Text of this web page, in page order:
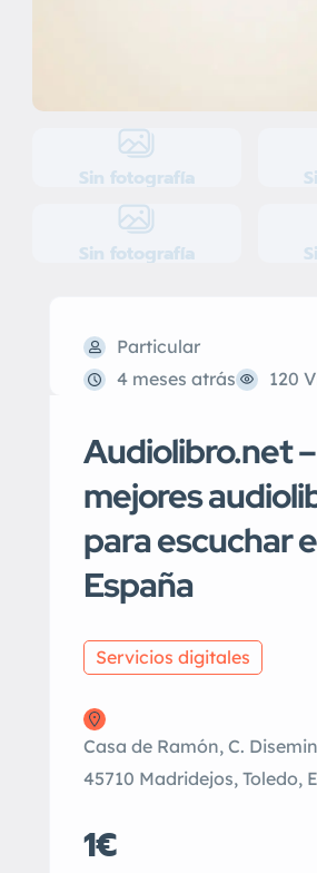
Sin fotografía
Sin fotografía
Particular
4 meses atrás
120
Audiolibro.net
mejores
para escuchar
España
Servicios digitales
Casa de Ramón, C.
45710 Madridejos, Toledo,
1€